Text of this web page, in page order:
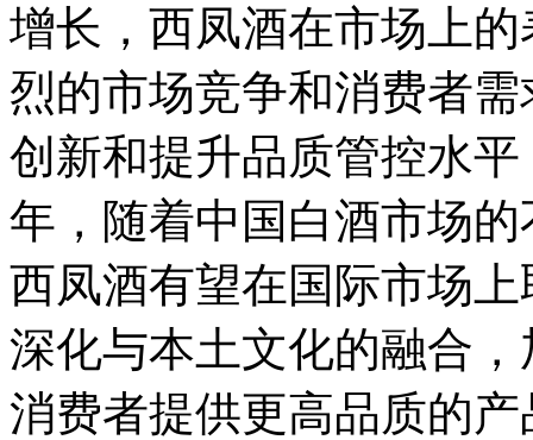
增长，西凤酒在市场上
烈的市场竞争和消费者
创新和提升品质管控水
年，随着中国白酒市场
西凤酒有望在国际市场
深化与本土文化的融合
消费者提供更高品质的